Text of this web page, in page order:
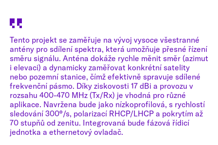
Tento projekt se zaměřuje na vývoj vysoce všestranné
antény pro sdílení spektra, která umožňuje přesné řízení
směru signálu. Anténa dokáže rychle měnit směr (azimut
i elevaci) a dynamicky zaměřovat konkrétní satelity
nebo pozemní stanice, čímž efektivně spravuje sdílené
frekvenční pásmo. Díky ziskovosti 17 dBi a provozu v
rozsahu 400-470 MHz (Tx/Rx) je vhodná pro různé
aplikace. Navržena bude jako nízkoprofilová, s rychlostí
sledování 300°/s, polarizací RHCP/LHCP a pokrytím až
70 stupňů od zenitu. Integrovaná bude fázová řídicí
jednotka a ethernetový ovladač.